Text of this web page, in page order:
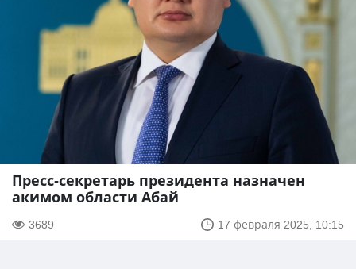
Пресс-секретарь президента назначен
акимом области Абай
3689 17 февраля 2025, 10:15